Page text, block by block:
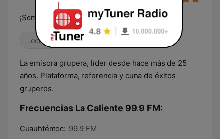
¡Somos fuego!
Locales
La emisora grupera, líder desde hace más de 25
años. Plataforma, referencia y cuna de éxitos
gruperos.
Frecuencias La Caliente 99.9 FM:
Cuauhtémoc: 99.9 FM